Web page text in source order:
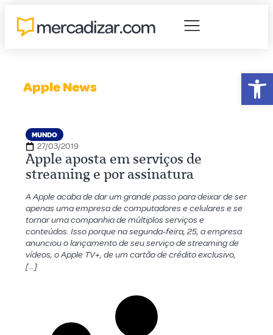
Apple News
MUNDO
27/03/2019
Apple aposta em serviços de
streaming e por assinatura
A Apple acaba de dar um grande passo para deixar de ser
apenas uma empresa de computadores e celulares e se
tornar uma companhia de múltiplos serviços e
conteúdos. Isso porque na segunda-feira, 25, a empresa
anunciou o lançamento de seu serviço de streaming de
vídeos, o Apple TV+, de um cartão de crédito exclusivo,
[…]